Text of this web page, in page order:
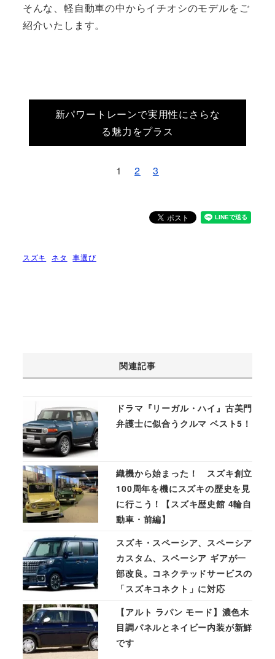
そんな、軽自動車の中からイチオシのモデルをご
紹介いたします。
新パワートレーンで実用性にさらな
る魅力をプラス
1 2 3
スズキ ネタ 車選び
関連記事
ドラマ『リーガル・ハイ』古美門
弁護士に似合うクルマ ベスト5！
織機から始まった！ スズキ創立
100周年を機にスズキの歴史を見
に行こう！【スズキ歴史館 4輪自
動車・前編】
スズキ・スペーシア、スペーシア
カスタム、スペーシア ギアが一
部改良。コネクテッドサービスの
「スズキコネクト」に対応
【アルト ラパン モード】濃色木
目調パネルとネイビー内装が新鮮
です